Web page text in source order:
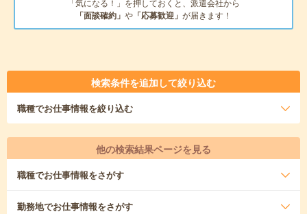
「気になる！」を押しておくと、派遣会社から
「面談確約」 や 「応募歓迎」 が届きます！
検索条件を追加して絞り込む
職種でお仕事情報を絞り込む
他の検索結果ページを見る
職種でお仕事情報をさがす
勤務地でお仕事情報をさがす